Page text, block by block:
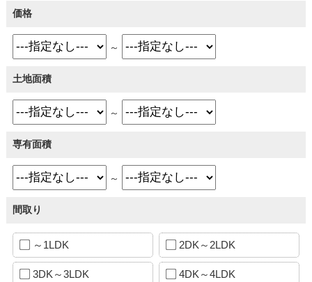
価格
～
土地面積
～
専有面積
～
間取り
～1LDK 2DK～2LDK
3DK～3LDK 4DK～4LDK